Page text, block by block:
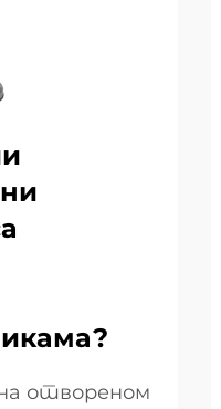
отвореном